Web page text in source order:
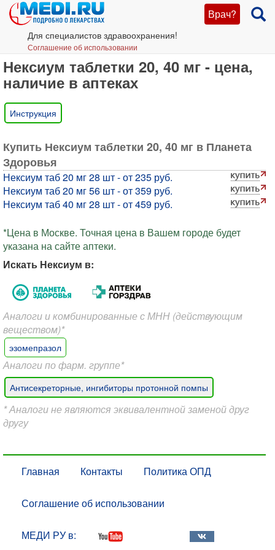
Врач?
Для специалистов здравоохранения!
Соглашение об использовании
Нексиум таблетки 20, 40 мг - цена,
наличие в аптеках
Инструкция
Купить Нексиум таблетки 20, 40 мг в Планета
Здоровья
Нексиум таб 20 мг 28 шт - от 235 руб.
Нексиум таб 20 мг 56 шт - от 359 руб.
Нексиум таб 40 мг 28 шт - от 459 руб.
*Цена в Москве. Точная цена в Вашем городе будет
указана на сайте аптеки.
Искать Нексиум в:
Аналоги и комбинированные с МНН (действующим
веществом)*
эзомепразол
Аналоги по фарм. группе*
Антисекреторные, ингибиторы протонной помпы
* Аналоги не являются эквивалентной заменой друг
другу
Главная Контакты Политика ОПД
Соглашение об использовании
МЕДИ РУ в: